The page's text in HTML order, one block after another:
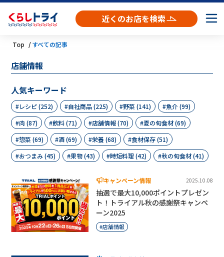
近くのお店を検索
Top すべての記事
店舗情報
人気キーワード
レシピ (252) 自社商品 (225) 野菜 (141)
魚介 (99)
肉 (87)
飲料 (71) 店舗情報 (70)
夏の旬食材 (69)
惣菜 (69)
酒 (69) 栄養 (68)
食材保存 (51)
おつまみ (45)
果物 (43) 時短料理 (42) 秋の旬食材 (41)
キャンペーン情報 2025.10.08
抽選で最大10,000ポイントプレゼン
ト！トライアル秋の感謝祭キャンペ
ーン2025
店舗情報